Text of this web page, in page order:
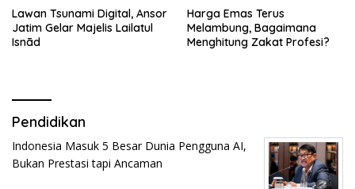
Lawan Tsunami Digital, Ansor
Jatim Gelar Majelis Lailatul
Isnād
Harga Emas Terus
Melambung, Bagaimana
Menghitung Zakat Profesi?
Pendidikan
Indonesia Masuk 5 Besar Dunia Pengguna AI,
Bukan Prestasi tapi Ancaman